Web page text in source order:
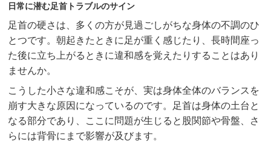
寝違え
骨盤矯正
鍼灸・美容鍼灸
猫背矯正・姿勢改善
自律神経失調症
症例
日常に潜む足首トラブルのサイン
足首の硬さは、多くの方が見過ごしがちな身体の不調のひ
とつです。朝起きたときに足が重く感じたり、長時間座っ
た後に立ち上がるときに違和感を覚えたりすることはあり
ませんか。
こうした小さな違和感こそが、実は身体全体のバランスを
崩す大きな原因になっているのです。足首は身体の土台と
なる部分であり、ここに問題が生じると股関節や骨盤、さ
らには背骨にまで影響が及びます。